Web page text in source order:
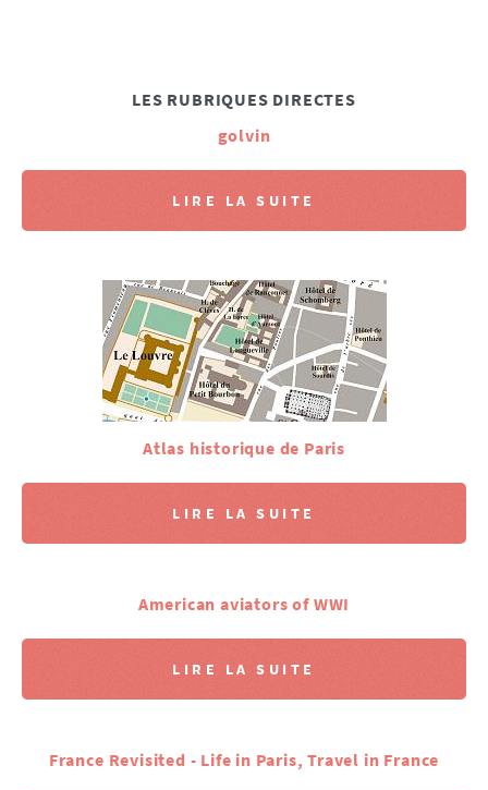
LES RUBRIQUES DIRECTES
golvin
LIRE LA SUITE
Atlas historique de Paris
LIRE LA SUITE
American aviators of WWI
LIRE LA SUITE
France Revisited - Life in Paris, Travel in France